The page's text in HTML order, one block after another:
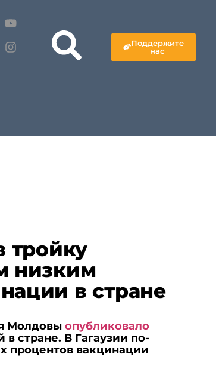
Поддержите
нас
тройку
низким
в стране
Молдовы опубликовало
стране. В Гагаузии по-
процентов вакцинации